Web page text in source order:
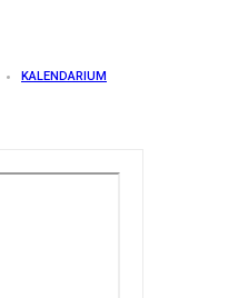
KALENDARIUM